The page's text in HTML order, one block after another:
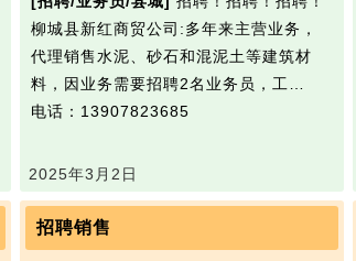
柳城县新红商贸公司:多年来主营业务，
代理销售水泥、砂石和混泥土等建筑材
料，因业务需要招聘2名业务员，工…
电话：13907823685
2025年3月2日
招聘销售